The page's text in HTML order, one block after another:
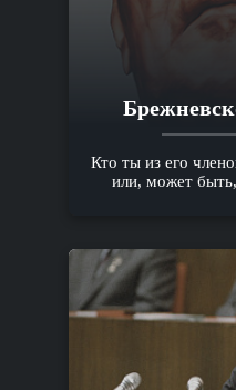
Кто ты из его
или, может